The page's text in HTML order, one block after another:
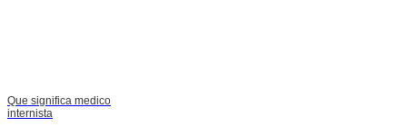
Que significa medico
internista